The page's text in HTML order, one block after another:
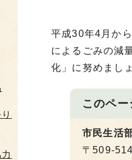
平成30年4月か
によるごみの減
化」に努めまし
このペー
市民生活
〒509-